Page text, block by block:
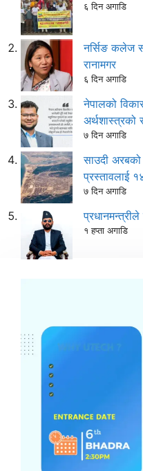
६ दिन अगाडि
नर्सिङ कलेज
रानामगर
६ दिन अगाडि
नेपालको
अर्थशास्त्रको
७ दिन अगाडि
साउदी अरबको
प्रस्तावलाई
७ दिन अगाडि
प्रधानमन्त्रीले
१ हप्ता अगाडि